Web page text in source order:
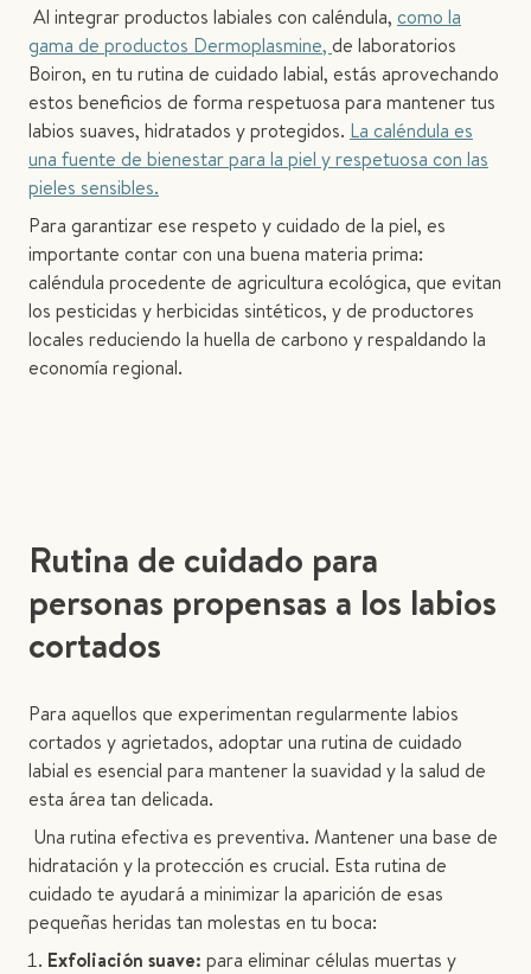
Al integrar productos labiales con caléndula, como la
gama de productos Dermoplasmine, de laboratorios
Boiron, en tu rutina de cuidado labial, estás aprovechando
estos beneficios de forma respetuosa para mantener tus
labios suaves, hidratados y protegidos. La caléndula es
una fuente de bienestar para la piel y respetuosa con las
pieles sensibles.
Para garantizar ese respeto y cuidado de la piel, es
importante contar con una buena materia prima:
caléndula procedente de agricultura ecológica, que evitan
los pesticidas y herbicidas sintéticos, y de productores
locales reduciendo la huella de carbono y respaldando la
economía regional.
Rutina de cuidado para
personas propensas a los labios
cortados
Para aquellos que experimentan regularmente labios
cortados y agrietados, adoptar una rutina de cuidado
labial es esencial para mantener la suavidad y la salud de
esta área tan delicada.
Una rutina efectiva es preventiva. Mantener una base de
hidratación y la protección es crucial. Esta rutina de
cuidado te ayudará a minimizar la aparición de esas
pequeñas heridas tan molestas en tu boca:
Exfoliación suave: para eliminar células muertas y